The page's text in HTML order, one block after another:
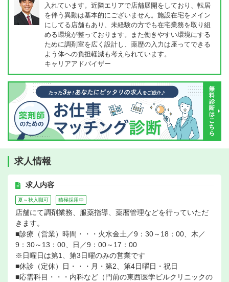
入れています。近隣エリアで店舗展開をしており、転居
を伴う異動は基本的にございません。施設在宅をメイン
にしてる店舗もあり、未経験の方でも在宅業務を取り組
める環境が整っております。また働きやすい環境にする
ために調剤室を広く設計し、薬歴の入力は座ってできる
よう体への負担軽減も考えられています。
キャリアアドバイザー
求人情報
求人内容
夏～秋入職可 積極採用中
店舗にて調剤業務、服薬指導、薬暦管理などを行っていただ
きます。
■診療（営業）時間・・・火水金土／9：30～18：00、木／
9：30～13：00、日／9：00～17：00
※日曜日は第1、第3日曜のみの営業です
■休診（定休）日・・・月・第2、第4日曜日・祝日
■応需科目・・・内科など（門前の東西医学ビルクリニックの